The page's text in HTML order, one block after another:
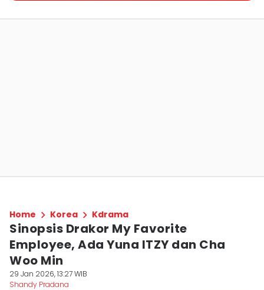
Home Korea Kdrama
Sinopsis Drakor My Favorite
Employee, Ada Yuna ITZY dan Cha
Woo Min
29 Jan 2026, 13:27 WIB
Shandy Pradana